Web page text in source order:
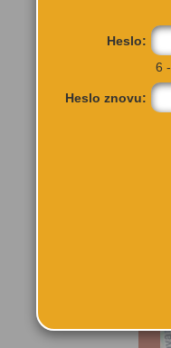
Heslo:
6
Heslo znovu: